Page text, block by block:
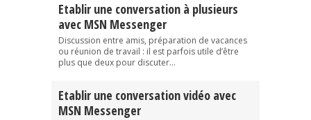
Etablir une conversation à plusieurs
avec MSN Messenger
Discussion entre amis, préparation de vacances
ou réunion de travail : il est parfois utile d’être
plus que deux pour discuter...
Etablir une conversation vidéo avec
MSN Messenger